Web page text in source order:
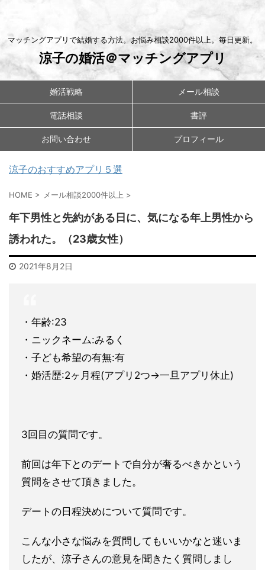
マッチングアプリで結婚する方法。お悩み相談2000件以上。毎日更新。
涼子の婚活＠マッチングアプリ
婚活戦略 メール相談
電話相談 書評
お問い合わせ プロフィール
涼子のおすすめアプリ５選
HOME > メール相談2000件以上 >
年下男性と先約がある日に、気になる年上男性から
誘われた。（23歳女性）
2021年8月2日
・年齢:23
・ニックネーム:みるく
・子ども希望の有無:有
・婚活歴:2ヶ月程(アプリ2つ→一旦アプリ休止)
3回目の質問です。
前回は年下とのデートで自分が奢るべきかという
質問をさせて頂き ました。
デートの日程決めについて質問です。
こんな小さな悩みを質問してもいいかなと迷いま
したが、涼子さんの意見を聞きたく質問しまし